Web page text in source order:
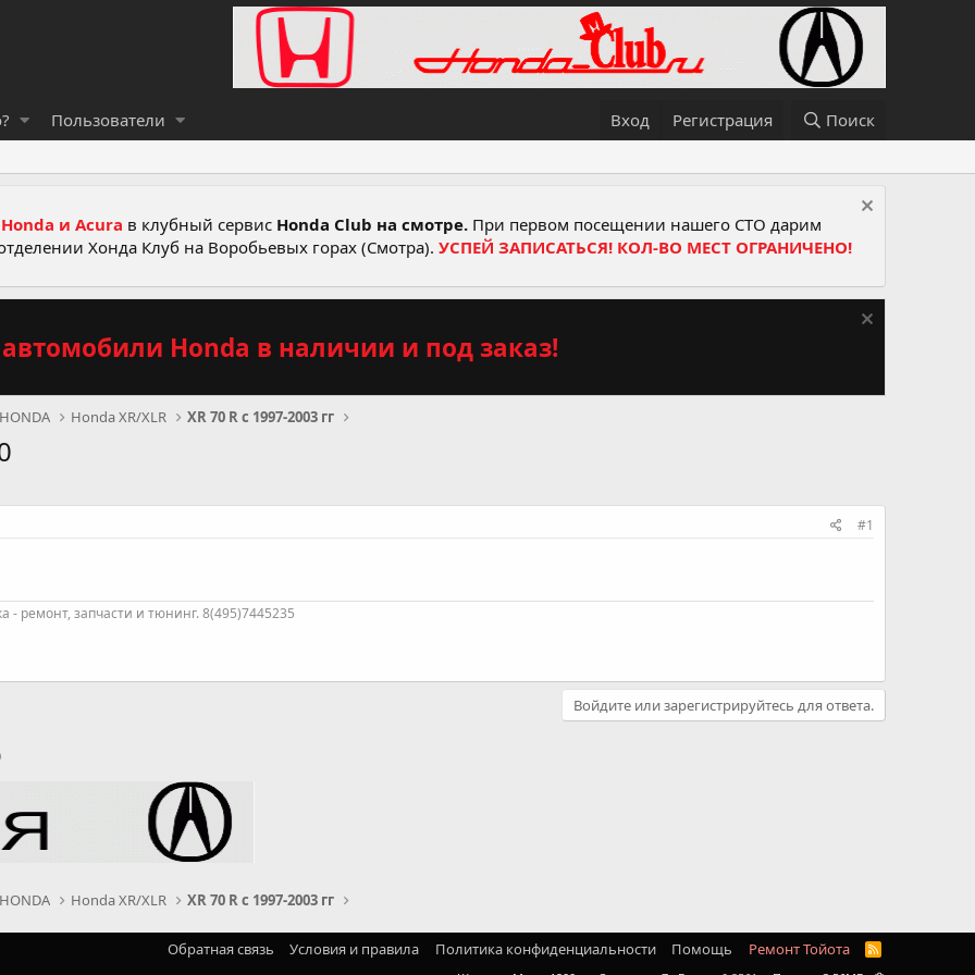
Пользователи Вход Регистрация Поиск
и Acura в клубный сервис Honda Club на смотре. При первом посещении нашего СТО дарим
Хонда Клуб на Воробьевых горах (Смотра). УСПЕЙ ЗАПИСАТЬСЯ! КОЛ-ВО МЕСТ ОГРАНИЧЕНО!
Honda в наличии и под заказ!
Honda XR/XLR XR 70 R с 1997-2003 гг
#1
ремонт, запчасти и тюнинг. 8(495)7445235
Войдите или зарегистрируйтесь для ответа.
почта
Ссылка
Honda XR/XLR XR 70 R с 1997-2003 гг
Обратная связь Условия и правила Политика конфиденциальности Помощь Ремонт Тойота
R